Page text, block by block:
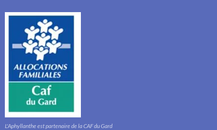
L'Aphyllanthe est partenaire de la CAF du Gard